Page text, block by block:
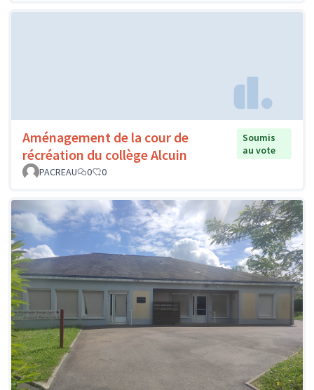
Aménagement de la cour de
récréation du collège Alcuin
Soumis
au vote
PACREAU
0 0